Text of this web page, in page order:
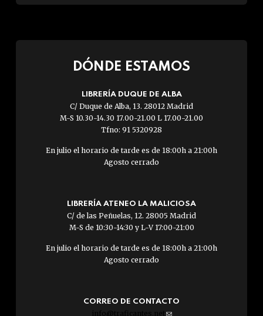
DÓNDE ESTAMOS
LIBRERÍA DUQUE DE ALBA
C/ Duque de Alba, 13. 28012 Madrid
M-S 10.30-14.30 17.00-21.00 L 17.00-21.00
Tfno: 91 5320928
En julio el horario de tarde es de 18:00h a 21:00h
Agosto cerrado
LIBRERÍA ATENEO LA MALICIOSA
C/ de las Peñuelas, 12. 28005 Madrid
M-S de 10:30-14:30 y L-V 17:00-21:00
En julio el horario de tarde es de 18:00h a 21:00h
Agosto cerrado
CORREO DE CONTACTO
info@traficantes.net (link